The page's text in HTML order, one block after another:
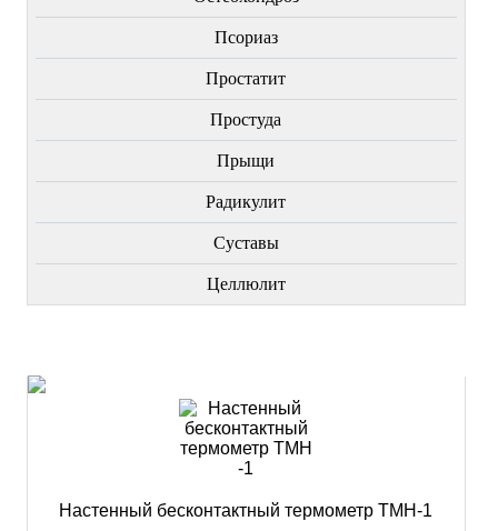
Пcориаз
Простатит
Простуда
Прыщи
Радикулит
Суставы
Целлюлит
Настенный бесконтактный термометр ТМН-1